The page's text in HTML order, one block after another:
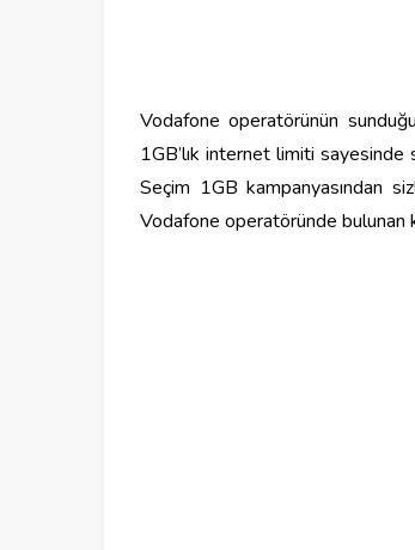
Vodafone operatörünün
1GB’lık internet limiti sayesinde
Seçim 1GB kampanyasından
Vodafone operatöründe bulunan